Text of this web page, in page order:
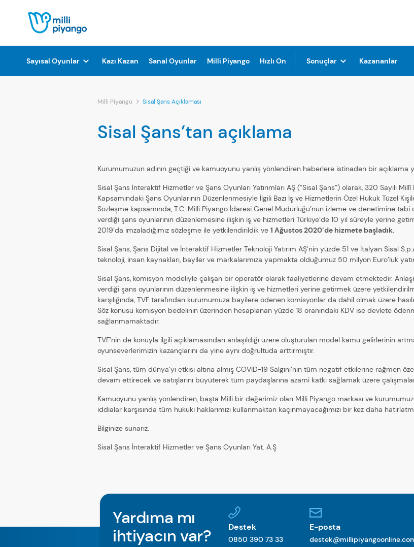
Sayısal Oyunlar Kazı Kazan Sanal Oyunlar Milli Piyango Hızlı On Sonuçlar Kazananlar
Milli Piyango Sisal Şans Açıklaması
Sisal Şans’tan açıklama
Kurumumuzun adının geçtiği ve kamuoyunu yanlış yönlendiren haberlere istinaden bir açıklama
Sisal Şans İnteraktif Hizmetler ve Şans Oyunları Yatırımları AŞ (“Sisal Şans”) olarak, 320 Sayılı
Kapsamındaki Şans Oyunlarının Düzenlenmesiyle İlgili Bazı İş ve Hizmetlerin Özel Hukuk Tüzel
Sözleşme kapsamında, T.C. Millî Piyango İdaresi Genel Müdürlüğü’nün izleme ve denetimine tabi
verdiği şans oyunlarının düzenlemesine ilişkin iş ve hizmetleri Türkiye’de 10 yıl süreyle yerine
2019’da imzaladığımız sözleşme ile yetkilendirildik ve 1 Ağustos 2020’de hizmete başladık.
Sisal Şans, Şans Dijital ve İnteraktif Hizmetler Teknoloji Yatırım AŞ’nin yüzde 51 ve İtalyan Sisal
teknoloji, insan kaynakları, bayiler ve markalarımıza yapmakta olduğumuz 50 milyon Euro’luk
Sisal Şans, komisyon modeliyle çalışan bir operatör olarak faaliyetlerine devam etmektedir.
verdiği şans oyunlarının düzenlenmesine ilişkin iş ve hizmetleri yerine getirmek üzere
karşılığında, TVF tarafından kurumumuza bayilere ödenen komisyonlar da dahil olmak üzere
Söz konusu komisyon bedelinin üzerinden hesaplanan yüzde 18 oranındaki KDV ise devlete
sağlanmamaktadır.
TVF’nin de konuyla ilgili açıklamasından anlaşıldığı üzere oluşturulan model kamu gelirlerinin
oyunseverlerimizin kazançlarını da yine aynı doğrultuda arttırmıştır.
Sisal Şans, tüm dünya’yı etkisi altına almış COVİD-19 Salgını’nın tüm negatif etkilerine rağmen
devam ettirecek ve satışlarını büyüterek tüm paydaşlarına azami katkı sağlamak üzere
Kamuoyunu yanlış yönlendiren, başta Milli bir değerimiz olan Milli Piyango markası ve
iddialar karşısında tüm hukuki haklarımızı kullanmaktan kaçınmayacağımızı bir kez daha
Bilginize sunarız.
Sisal Şans İnteraktif Hizmetler ve Şans Oyunları Yat. A.Ş
Yardıma mı
ihtiyacın var?
Destek
0850 390 73 33
E-posta